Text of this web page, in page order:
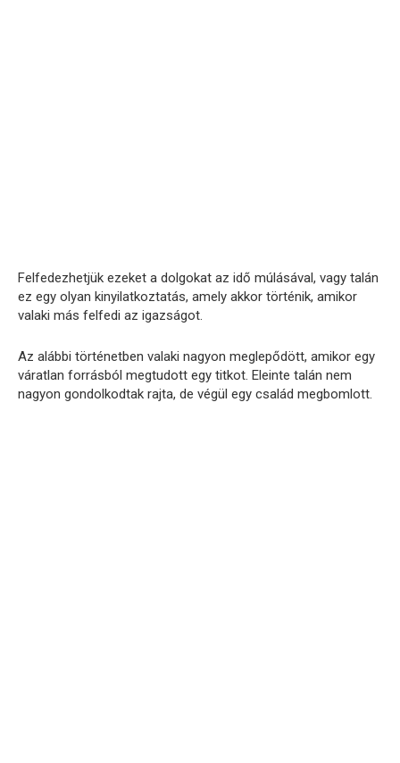
Felfedezhetjük ezeket a dolgokat az idő múlásával, vagy talán
ez egy olyan kinyilatkoztatás, amely akkor történik, amikor
valaki más felfedi az igazságot.
Az alábbi történetben valaki nagyon meglepődött, amikor egy
váratlan forrásból megtudott egy titkot. Eleinte talán nem
nagyon gondolkodtak rajta, de végül egy család megbomlott.